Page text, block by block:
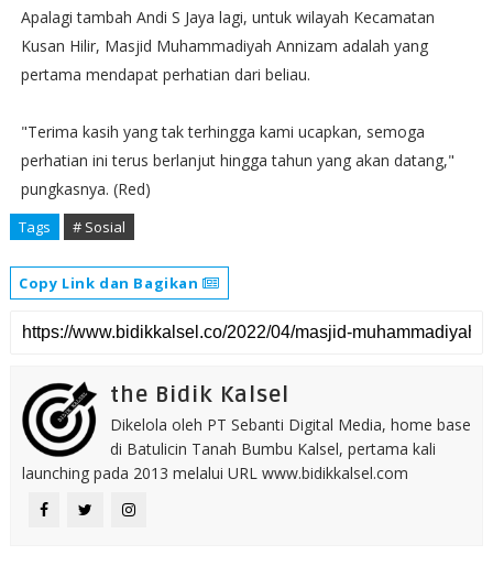
Apalagi tambah Andi S Jaya lagi, untuk wilayah Kecamatan
Kusan Hilir, Masjid Muhammadiyah Annizam adalah yang
pertama mendapat perhatian dari beliau.
"Terima kasih yang tak terhingga kami ucapkan, semoga
perhatian ini terus berlanjut hingga tahun yang akan datang,"
pungkasnya. (Red)
Tags # Sosial
Copy Link dan Bagikan
the Bidik Kalsel
Dikelola oleh PT Sebanti Digital Media, home base
di Batulicin Tanah Bumbu Kalsel, pertama kali
launching pada 2013 melalui URL www.bidikkalsel.com